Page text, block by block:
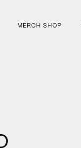
MERCH SHOP